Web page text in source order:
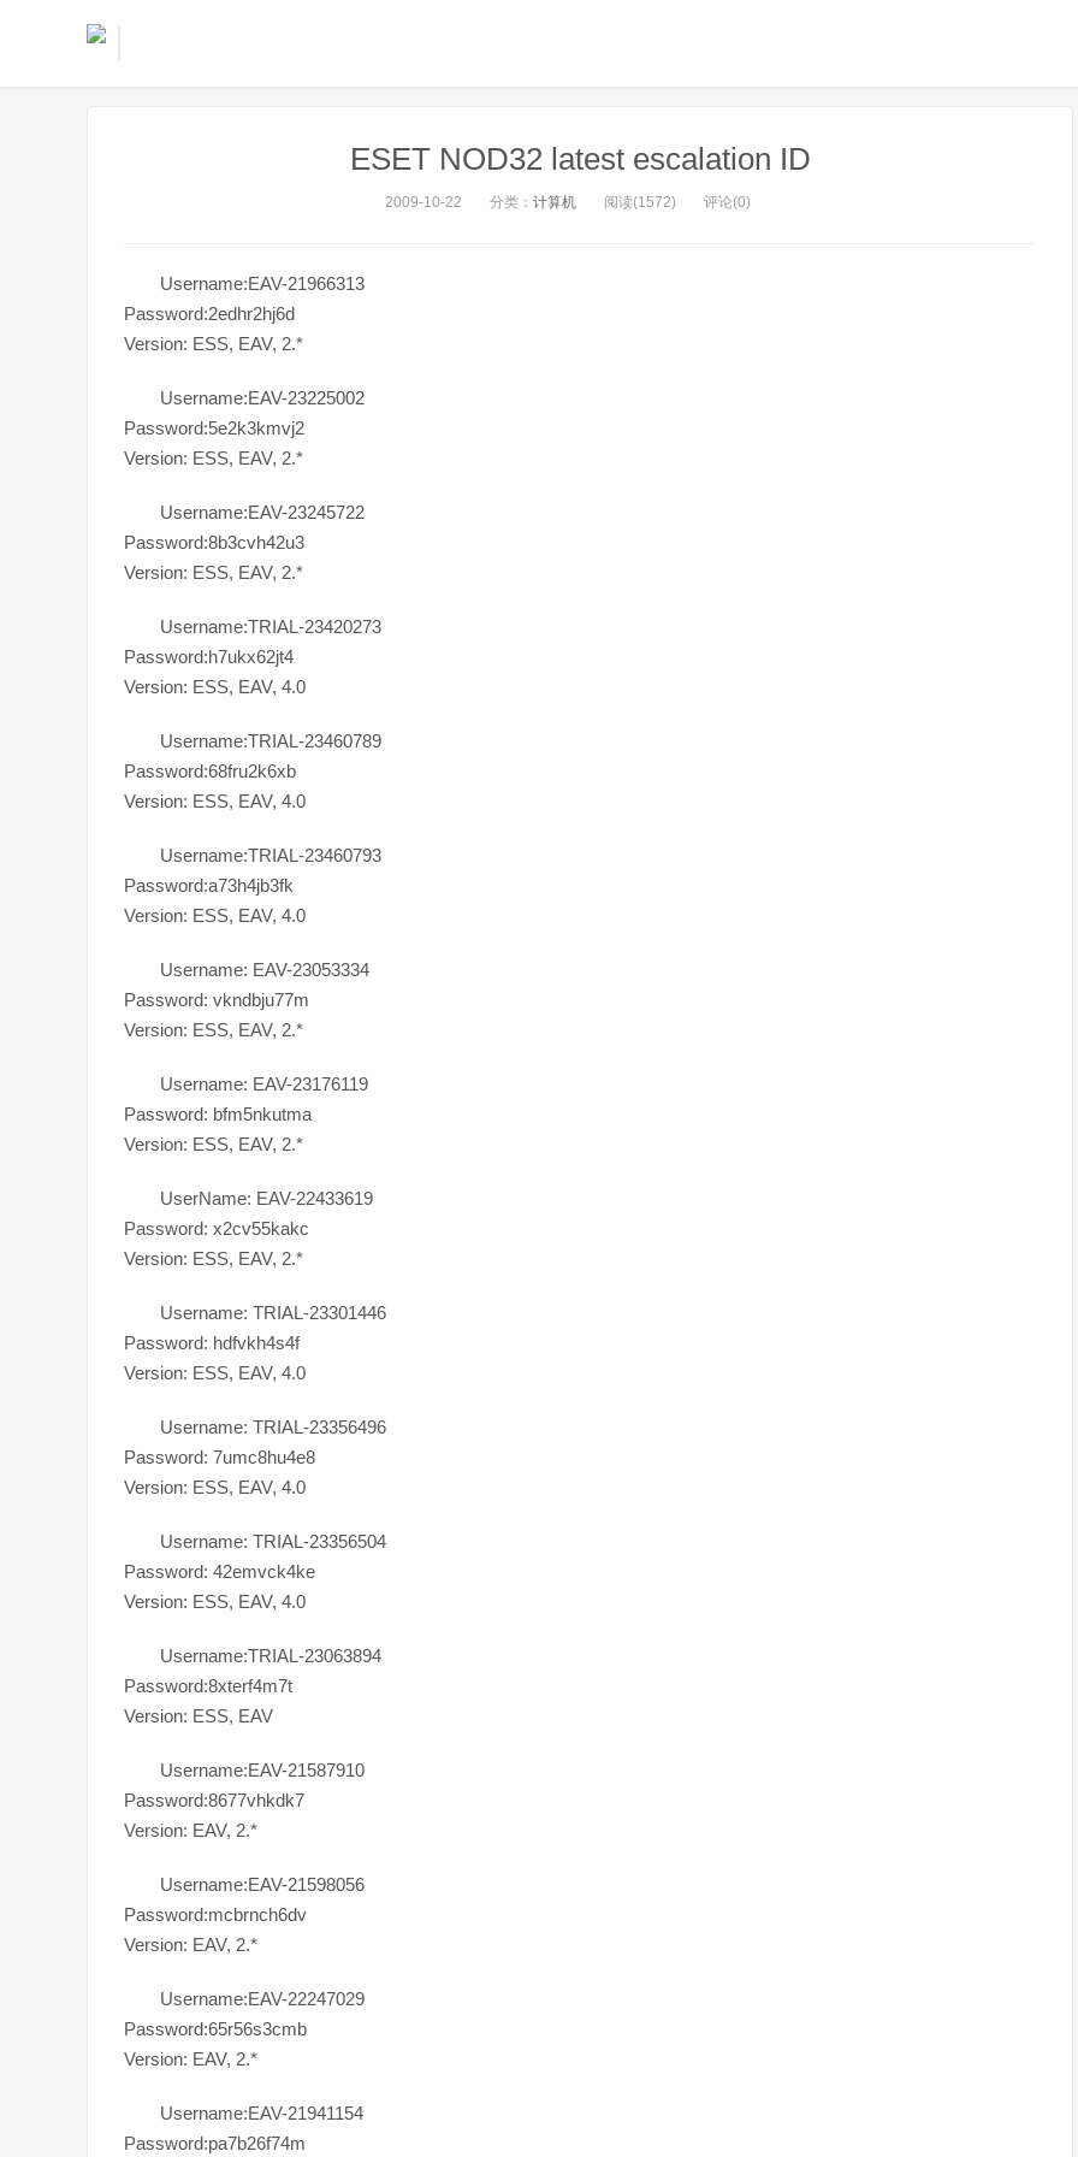
ESET NOD32 latest escalation ID
2009-10-22 分类： 计算机 阅读(1572) 评论(0)
Username:EAV-21966313
Password:2edhr2hj6d
Version: ESS, EAV, 2.*
Username:EAV-23225002
Password:5e2k3kmvj2
Version: ESS, EAV, 2.*
Username:EAV-23245722
Password:8b3cvh42u3
Version: ESS, EAV, 2.*
Username:TRIAL-23420273
Password:h7ukx62jt4
Version: ESS, EAV, 4.0
Username:TRIAL-23460789
Password:68fru2k6xb
Version: ESS, EAV, 4.0
Username:TRIAL-23460793
Password:a73h4jb3fk
Version: ESS, EAV, 4.0
Username: EAV-23053334
Password: vkndbju77m
Version: ESS, EAV, 2.*
Username: EAV-23176119
Password: bfm5nkutma
Version: ESS, EAV, 2.*
UserName: EAV-22433619
Password: x2cv55kakc
Version: ESS, EAV, 2.*
Username: TRIAL-23301446
Password: hdfvkh4s4f
Version: ESS, EAV, 4.0
Username: TRIAL-23356496
Password: 7umc8hu4e8
Version: ESS, EAV, 4.0
Username: TRIAL-23356504
Password: 42emvck4ke
Version: ESS, EAV, 4.0
Username:TRIAL-23063894
Password:8xterf4m7t
Version: ESS, EAV
Username:EAV-21587910
Password:8677vhkdk7
Version: EAV, 2.*
Username:EAV-21598056
Password:mcbrnch6dv
Version: EAV, 2.*
Username:EAV-22247029
Password:65r56s3cmb
Version: EAV, 2.*
Username:EAV-21941154
Password:pa7b26f74m